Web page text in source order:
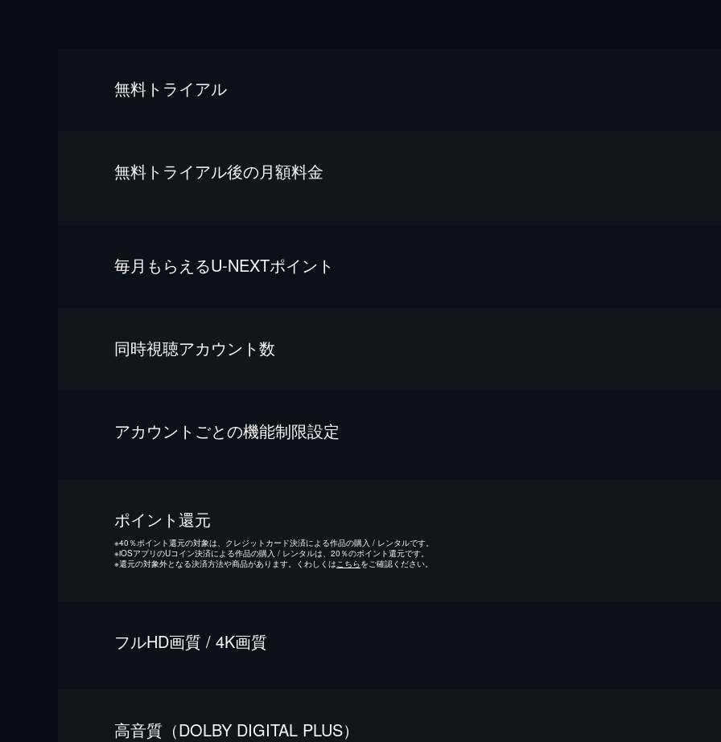
無料トライアル
無料トライアル後の⽉額料金
毎⽉もらえるU-NEXTポイント
同時視聴アカウント数
アカウントごとの機能制限設定
ポイント還元
※40％ポイント還元の対象は、クレジットカード決済による作品の購入 / レンタルです。
※iOSアプリのUコイン決済による作品の購入 / レンタルは、20％のポイント還元です。
※還元の対象外となる決済方法や商品があります。くわしくは こちらをご確認ください。
フルHD画質 / 4K画質
⾼⾳質（DOLBY DIGITAL PLUS）